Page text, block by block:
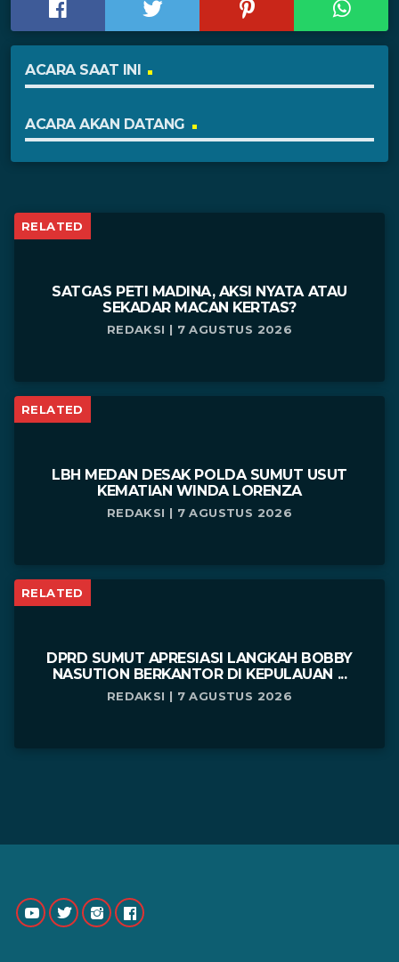
ACARA SAAT INI
ACARA AKAN DATANG
RELATED
SATGAS PETI MADINA, AKSI NYATA ATAU
SEKADAR MACAN KERTAS?
REDAKSI | 7 AGUSTUS 2026
RELATED
LBH MEDAN DESAK POLDA SUMUT USUT
KEMATIAN WINDA LORENZA
REDAKSI | 7 AGUSTUS 2026
RELATED
DPRD SUMUT APRESIASI LANGKAH BOBBY
NASUTION BERKANTOR DI KEPULAUAN ...
REDAKSI | 7 AGUSTUS 2026